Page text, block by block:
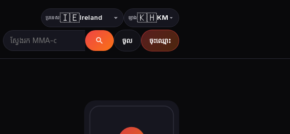
ប្រទេស🇮🇪ប្រទេស
ឡាង🇰🇭KM
ភាសា
ចូល ចុះឈ្មោះ